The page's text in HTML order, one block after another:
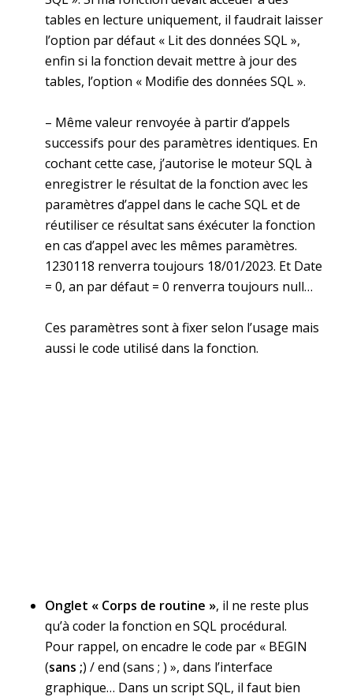
tables en lecture uniquement, il faudrait laisser
l’option par défaut « Lit des données SQL »,
enfin si la fonction devait mettre à jour des
tables, l’option « Modifie des données SQL ».
– Même valeur renvoyée à partir d’appels
successifs pour des paramètres identiques. En
cochant cette case, j’autorise le moteur SQL à
enregistrer le résultat de la fonction avec les
paramètres d’appel dans le cache SQL et de
réutiliser ce résultat sans éxécuter la fonction
en cas d’appel avec les mêmes paramètres.
1230118 renverra toujours 18/01/2023. Et Date
= 0, an par défaut = 0 renverra toujours null…
Ces paramètres sont à fixer selon l’usage mais
aussi le code utilisé dans la fonction.
Onglet « Corps de routine », il ne reste plus
qu’à coder la fonction en SQL procédural.
Pour rappel, on encadre le code par « BEGIN
(sans ;) / end (sans ; ) », dans l’interface
graphique… Dans un script SQL, il faut bien